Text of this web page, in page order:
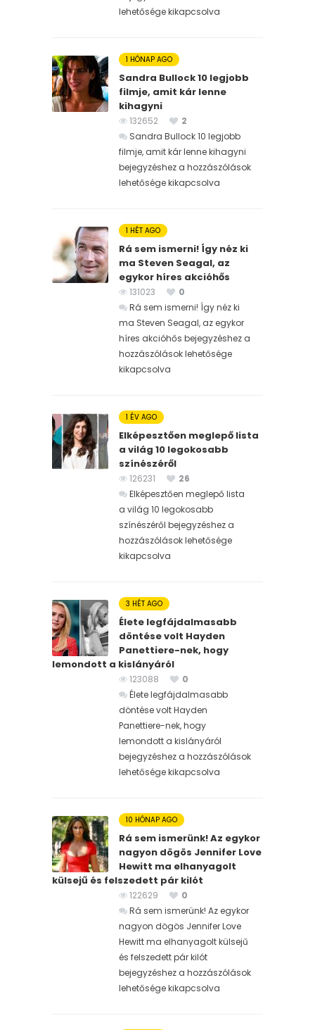
lehetősége kikapcsolva
1 HÓNAP AGO
Sandra Bullock 10 legjobb
filmje, amit kár lenne
kihagyni
132652
2
Sandra Bullock 10 legjobb
filmje, amit kár lenne kihagyni
bejegyzéshez a hozzászólások
lehetősége kikapcsolva
1 HÉT AGO
Rá sem ismerni! Így néz ki
ma Steven Seagal, az
egykor híres akcióhős
131023
0
Rá sem ismerni! Így néz ki
ma Steven Seagal, az egykor
híres akcióhős bejegyzéshez a
hozzászólások lehetősége
kikapcsolva
1 ÉV AGO
Elképesztően meglepő lista
a világ 10 legokosabb
színészéről
126231
26
Elképesztően meglepő lista
a világ 10 legokosabb
színészéről bejegyzéshez a
hozzászólások lehetősége
kikapcsolva
3 HÉT AGO
Élete legfájdalmasabb
döntése volt Hayden
Panettiere-nek, hogy
lemondott a kislányáról
123088
0
Élete legfájdalmasabb
döntése volt Hayden
Panettiere-nek, hogy
lemondott a kislányáról
bejegyzéshez a hozzászólások
lehetősége kikapcsolva
10 HÓNAP AGO
Rá sem ismerünk! Az egykor
nagyon dögös Jennifer Love
Hewitt ma elhanyagolt
külsejű és felszedett pár kilót
122629
0
Rá sem ismerünk! Az egykor
nagyon dögös Jennifer Love
Hewitt ma elhanyagolt külsejű
és felszedett pár kilót
bejegyzéshez a hozzászólások
lehetősége kikapcsolva